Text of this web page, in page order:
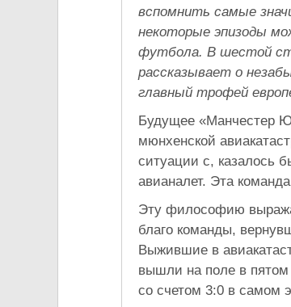
вспомнить самые
некоторые эпизоды
футбола. В шестой
рассказывает о
главный трофей
Будущее «Манчестер
мюнхенской
ситуации с, казалось
авианалет. Эта
Эту философию
благо команды,
Выжившие в
вышли на поле в
со счетом 3:0 в самом